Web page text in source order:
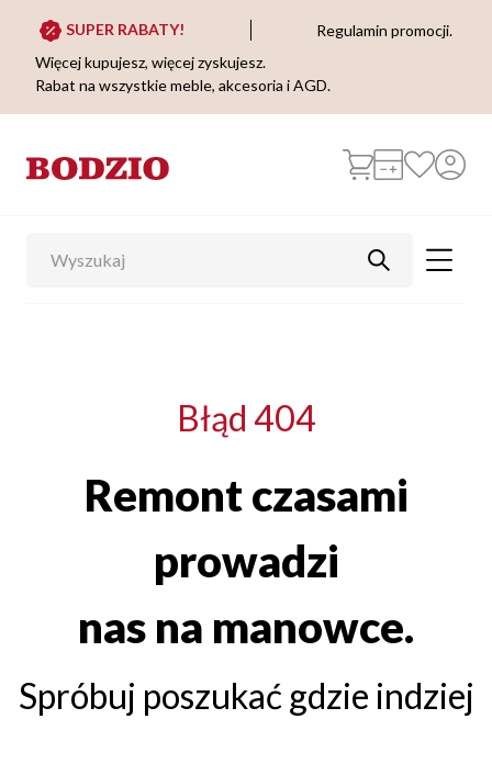
SUPER RABATY!
Regulamin promocji.
Więcej kupujesz, więcej zyskujesz.
Rabat na wszystkie meble, akcesoria i AGD.
Błąd 404
Remont czasami
prowadzi
nas na manowce.
Spróbuj poszukać gdzie indziej